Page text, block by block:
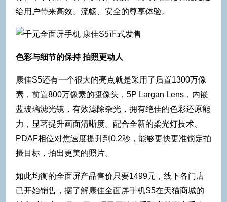
给用户带来高效、流畅、安全的尊享体验。
色彩与细节的保持 拍照更动人
康佳S5还有一个很大的亮点就是采用了后置1300万像
素，前置800万像素的摄像头，5P Largan Lens，内嵌
蓝玻璃滤光镜，有效滤除杂光，拥有绝佳的色彩还原能
力，显著提升画面清晰度。配合全新的柔光灯技术、
PDAF相位对焦速度提升到0.2秒，能够更快更准锁定拍
摄目标，拍出更美的照片。
如此均衡的全面屏产品售价只要1499元，线下各门店
已开始销售，据了解康佳全面屏手机S5在天猫商城的